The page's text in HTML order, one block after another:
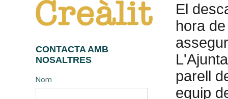
El
hora
parell
equip
CONTACTA AMB
NOSALTRES
Nom